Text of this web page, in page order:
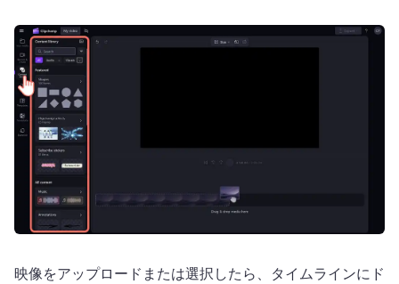
映像をアップロードまたは選択したら、タイムラインにド